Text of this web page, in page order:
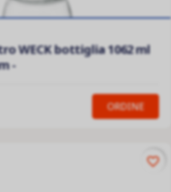
WECK bottiglia 1062 ml
-
ORDINE
favorite_border